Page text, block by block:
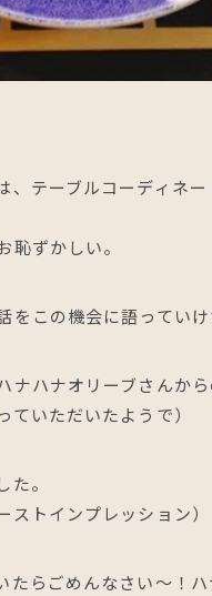
テーブルコーディネ
恥ずかしい。
この機会に語っていけ
ハナオリーブさんから
いただいたようで）
。
ストインプレッション）
らごめんなさい～！ハ